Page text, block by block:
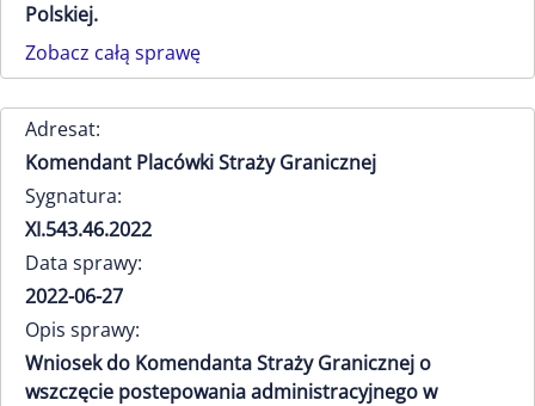
Polskiej.
Zobacz całą sprawę
Adresat:
Komendant Placówki Straży Granicznej
Sygnatura:
XI.543.46.2022
Data sprawy:
2022-06-27
Opis sprawy:
Wniosek do Komendanta Straży Granicznej o
wszczęcie postepowania administracyjnego w